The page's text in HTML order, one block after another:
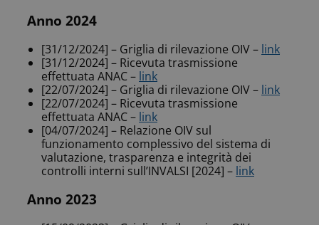
Anno 2024
[31/12/2024] – Griglia di rilevazione OIV – link
[31/12/2024] – Ricevuta trasmissione
effettuata ANAC – link
[22/07/2024] – Griglia di rilevazione OIV – link
[22/07/2024] – Ricevuta trasmissione
effettuata ANAC – link
[04/07/2024] – Relazione OIV sul
funzionamento complessivo del sistema di
valutazione, trasparenza e integrità dei
controlli interni sull’INVALSI [2024] – link
Anno 2023